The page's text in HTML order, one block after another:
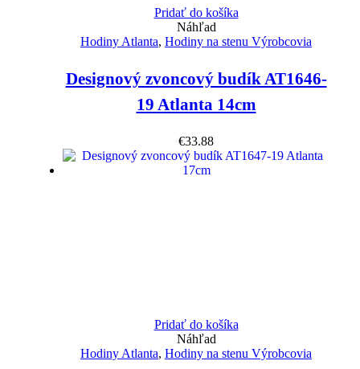
Pridať do košíka
Náhľad
Hodiny Atlanta, Hodiny na stenu Výrobcovia
Designový zvoncový budík AT1646-
19 Atlanta 14cm
€33.88
Pridať do košíka
Náhľad
Hodiny Atlanta, Hodiny na stenu Výrobcovia